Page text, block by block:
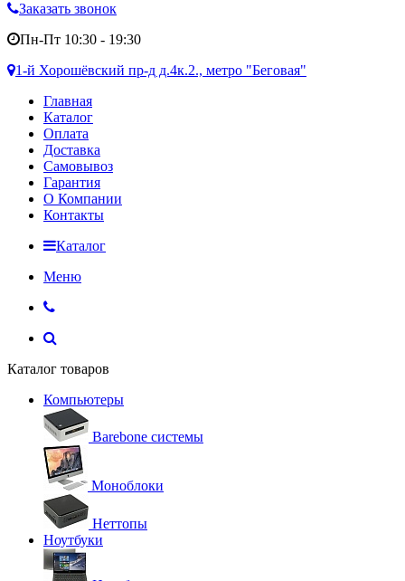
Заказать звонок
Пн-Пт 10:30 - 19:30
1-й Хорошёвский пр-д д.4к.2., метро "Беговая"
Главная
Каталог
Оплата
Доставка
Самовывоз
Гарантия
О Компании
Контакты
Каталог
Меню
Каталог товаров
Компьютеры
Barebone системы
Моноблоки
Неттопы
Ноутбуки